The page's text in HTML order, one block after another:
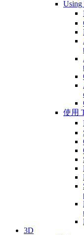
Using
使用
3D